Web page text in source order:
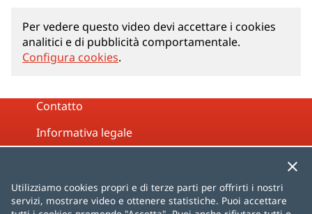
Per vedere questo video devi accettare i cookies
analitici e di pubblicità comportamentale.
Configura cookies.
Contatto
Informativa legale
Politica dei cookie
Utilizziamo cookies propri e di terze parti per offrirti i nostri
servizi, mostrare video e ottenere statistiche. Puoi accettare